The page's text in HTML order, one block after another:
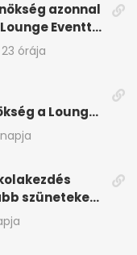
azonnal
Eventtel
23 órája
a Lounge
napja
szüneteket